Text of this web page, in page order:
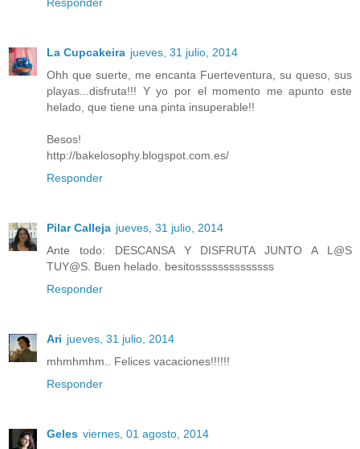
La Cupcakeira jueves, 31 julio, 2014
Ohh que suerte, me encanta Fuerteventura, su queso, sus
playas...disfruta!!! Y yo por el momento me apunto este
helado, que tiene una pinta insuperable!!
Besos!
http://bakelosophy.blogspot.com.es/
Responder
Pilar Calleja jueves, 31 julio, 2014
Ante todo: DESCANSA Y DISFRUTA JUNTO A L@S
TUY@S. Buen helado. besitossssssssssssss
Responder
Ari jueves, 31 julio, 2014
mhmhmhm.. Felices vacaciones!!!!!!
Responder
Geles viernes, 01 agosto, 2014